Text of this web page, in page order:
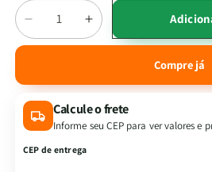
Quantidade
Diminuir
a
Bíblia
Premium
|
Almeida
Aumentar
a
quantidade
Bíblia
Premium
|
Compre já
Calcule o frete
Informe seu CEP para ver valores e
CEP de entrega